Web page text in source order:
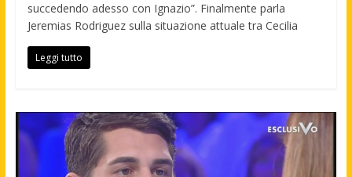
succedendo adesso con Ignazio”. Finalmente parla
Jeremias Rodriguez sulla situazione attuale tra Cecilia
Leggi tutto